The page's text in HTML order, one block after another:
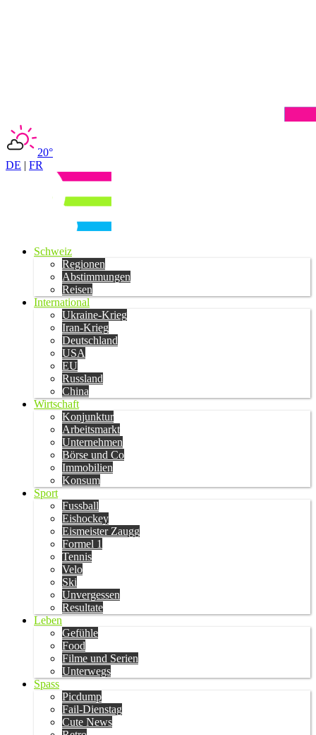
20°
DE | FR
Schweiz
Regionen
Abstimmungen
Reisen
International
Ukraine-Krieg
Iran-Krieg
Deutschland
USA
EU
Russland
China
Wirtschaft
Konjunktur
Arbeitsmarkt
Unternehmen
Börse und Co
Immobilien
Konsum
Sport
Fussball
Eishockey
Eismeister Zaugg
Formel 1
Tennis
Velo
Ski
Unvergessen
Resultate
Leben
Gefühle
Food
Filme und Serien
Unterwegs
Spass
Picdump
Fail-Dienstag
Cute News